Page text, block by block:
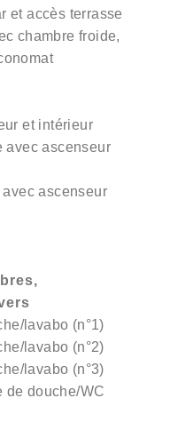
et accès terrasse
chambre froide,
et intérieur
avec ascenseur
ascenseur
lavabo (n°1)
lavabo (n°2)
lavabo (n°3)
de douche/WC